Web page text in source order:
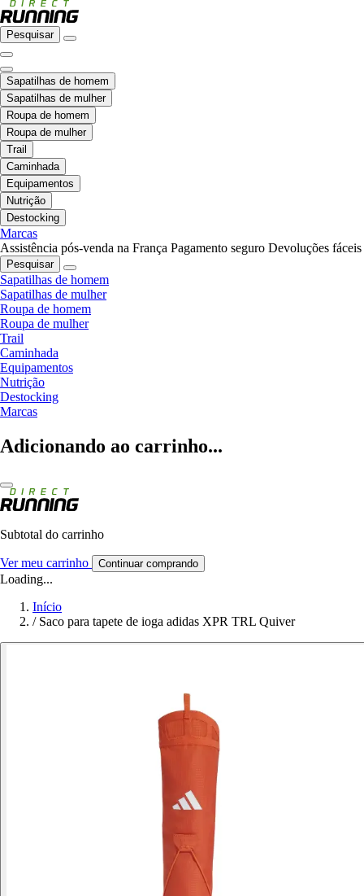
Pesquisar
Sapatilhas de homem
Sapatilhas de mulher
Roupa de homem
Roupa de mulher
Trail
Caminhada
Equipamentos
Nutrição
Destocking
Marcas
Assistência pós-venda na França Pagamento seguro Devoluções fáceis
Pesquisar
Sapatilhas de homem
Sapatilhas de mulher
Roupa de homem
Roupa de mulher
Trail
Caminhada
Equipamentos
Nutrição
Destocking
Marcas
Adicionando ao carrinho...
Subtotal do carrinho
Ver meu carrinho Continuar comprando
Loading...
Início
/ Saco para tapete de ioga adidas XPR TRL Quiver